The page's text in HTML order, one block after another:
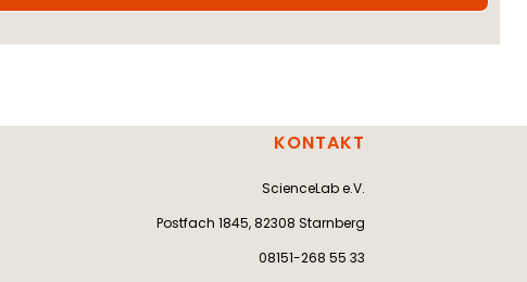
KONTAKT
ScienceLab e.V.
Postfach 1845, 82308 Starnberg
08151-268 55 33